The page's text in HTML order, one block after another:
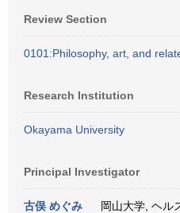
Review Section
0101:Philosophy, art, and
Research Institution
Okayama University
Principal Investigator
古俣 めぐみ
岡山大学, ヘル